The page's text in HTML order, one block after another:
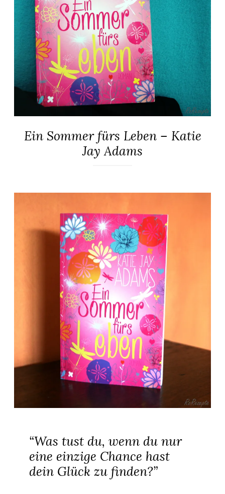
ALLGEMEIN
Ein Sommer fürs Leben – Katie
Jay Adams
“Was tust du, wenn du nur
eine einzige Chance hast
dein Glück zu finden?”